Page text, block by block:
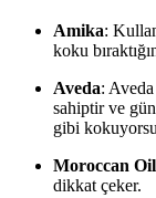
Amika:
koku
Aveda:
sahiptir ve gün
gibi
Moroccan Oil
dikkat çeker.